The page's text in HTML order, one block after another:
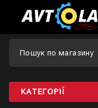
КАТЕГОРІЇ